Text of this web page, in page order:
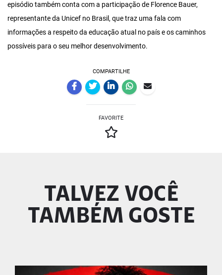
episódio também conta com a participação de Florence Bauer,
representante da Unicef no Brasil, que traz uma fala com
informações a respeito da educação atual no país e os caminhos
possíveis para o seu melhor desenvolvimento.
COMPARTILHE
FAVORITE
TALVEZ VOCÊ
TAMBÉM GOSTE